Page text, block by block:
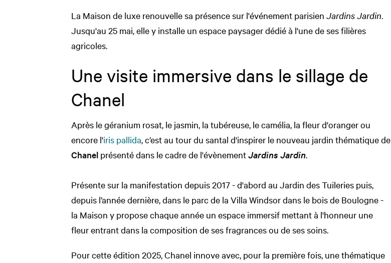
La Maison de luxe renouvelle sa présence sur l'événement parisien Jardins Jardin
Jusqu'au 25 mai, elle y installe un espace paysager dédié à l'une de ses filières
agricoles.
Une visite immersive dans le sillage de
Chanel
Après le géranium rosat, le jasmin, la tubéreuse, le camélia, la fleur d'oranger ou
encore l'iris pallida , c’est au tour du santal d'inspirer le nouveau jardin thématique de
Chanel présenté dans le cadre de l'évènementJardins Jardin
Présente sur la manifestation depuis 2017 - d'abord au Jardin des Tuileries puis,
depuis l’année dernière, dans le parc de la Villa Windsor dans le bois de Boulogne -
la Maison y propose chaque année un espace immersif mettant à l'honneur une
fleur entrant dans la composition de ses fragrances ou de ses soins.
Pour cette édition 2025, Chanel innove avec, pour la première fois, une thématique